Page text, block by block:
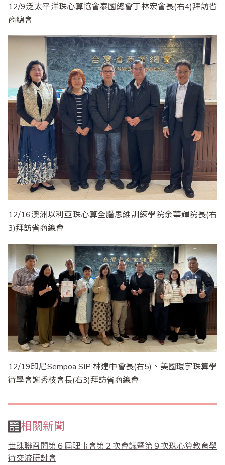
12/9泛太平洋珠心算協會泰國總會丁林宏會長(右4)拜訪省
商總會
12/16澳洲以利亞珠心算全腦思維訓練學院余華輝院長(右
3)拜訪省商總會
12/19印尼Sempoa SIP 林建中會長(右5)、美國環宇珠算學
術學會謝秀枝會長(右3)拜訪省商總會
相關新聞
世珠聯召開第６屆理事會第２次會議暨第９次珠心算教育學
術交流研討會